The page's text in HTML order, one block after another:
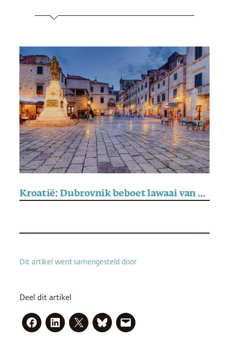
Kroatië: Dubrovnik beboet lawaai van rolkoffers
Dit artikel werd samengesteld door
Deel dit artikel